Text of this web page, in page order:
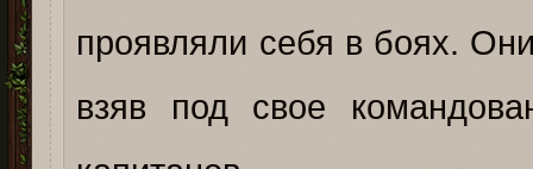
проявляли себя в боях.
взяв под свое